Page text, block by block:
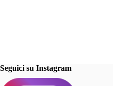
Seguici su Instagram